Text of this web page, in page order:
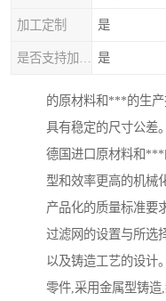
加工定制 是
是
的原材料和***的生
具有稳定的尺寸公差
德国进口原材料和
型和效率更高的机械
产品化的质量标准要
过滤网的设置与所选
以及铸造工艺的设计
零件,采用金属型铸造